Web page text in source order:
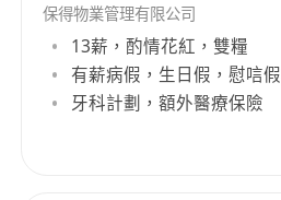
• 協助處理進出口貿易相關
整理、資料跟進、往來信函處
• 負責公司對外溝通與接待
公環境，完成領導交辦的其
保得物業管理有限公司
13薪，酌情花紅，雙糧
有薪病假，生日假，慰唁
牙科計劃，額外醫療保險